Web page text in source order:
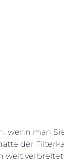
wenn man
der
weit